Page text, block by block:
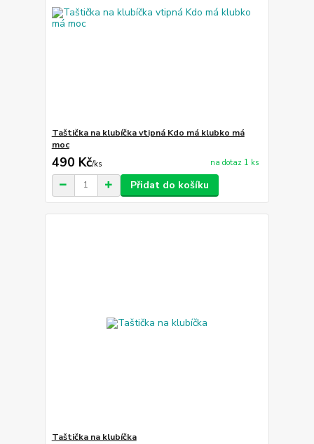
Taštička na klubíčka vtipná Kdo má klubko má
moc
490 Kč/ks na dotaz 1 ks
Přidat do košíku
Taštička na klubíčka